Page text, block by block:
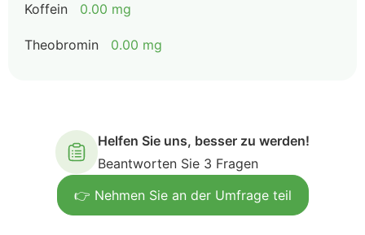
Koffein 0.00 mg
Theobromin 0.00 mg
Helfen Sie uns, besser zu werden!
Beantworten Sie 3 Fragen
👉 Nehmen Sie an der Umfrage teil